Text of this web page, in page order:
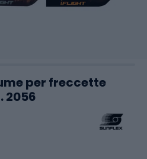
per freccette
2056